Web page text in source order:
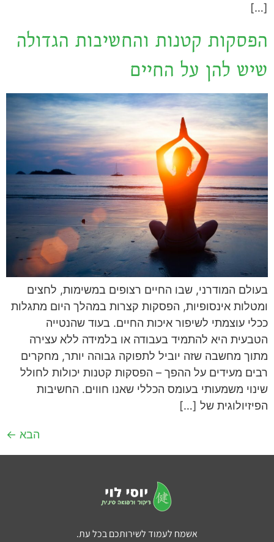
[…]
הפסקות קטנות והחשיבות הגדולה
שיש להן על החיים
בעולם המודרני, שבו החיים רצופים במשימות, לחצים
ומטלות אינסופיות, הפסקות קצרות במהלך היום מתגלות
ככלי עוצמתי לשיפור איכות החיים. בעוד שהנטייה
הטבעית היא להתמיד בעבודה או בלמידה ללא עצירה
מתוך מחשבה שזה יוביל לתפוקה גבוהה יותר, מחקרים
רבים מעידים על ההפך – הפסקות קטנות יכולות לחולל
שינוי משמעותי בעומס הכללי שאנו חווים. החשיבות
הפיזיולוגית של […]
הבא ←
אשמח לעמוד לשירותכם בכל עת.